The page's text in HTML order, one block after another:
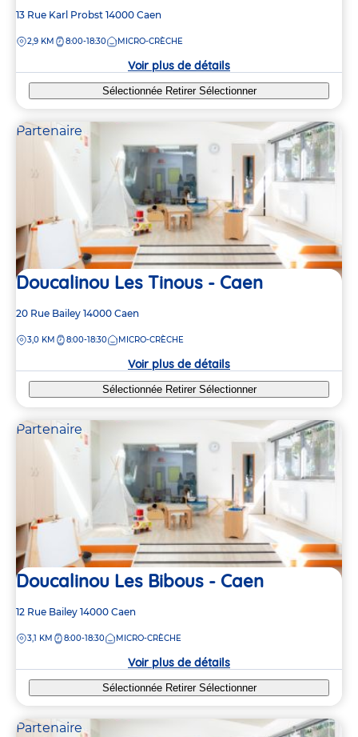
Adresse
la
13 Rue Karl Probst 14000 Caen
DISTANCE
2,9 KM 8:00-18:30 MICRO-CRÈCHE
Voir plus de détails
Sélectionnée Retirer Sélectionner
Partenaire
Doucalinou Les Tinous - Caen
Adresse
la
20 Rue Bailey 14000 Caen
DISTANCE
3,0 KM 8:00-18:30 MICRO-CRÈCHE
Voir plus de détails
Sélectionnée Retirer Sélectionner
Partenaire
Doucalinou Les Bibous - Caen
Adresse
la
12 Rue Bailey 14000 Caen
DISTANCE
3,1 KM 8:00-18:30 MICRO-CRÈCHE
Voir plus de détails
Sélectionnée Retirer Sélectionner
Partenaire